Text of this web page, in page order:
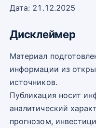
Дата: 21.12.2025
Дисклеймер
Материал
информации из
источников.
Публикация носит
аналитический
прогнозом,